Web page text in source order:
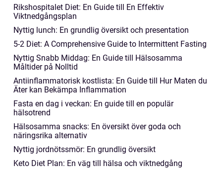
Rikshospitalet Diet: En Guide till En Effektiv
Viktnedgångsplan
Nyttig lunch: En grundlig översikt och presentation
5-2 Diet: A Comprehensive Guide to Intermittent Fasting
Nyttig Snabb Middag: En Guide till Hälsosamma
Måltider på Nolltid
Antiinflammatorisk kostlista: En Guide till Hur Maten du
Äter kan Bekämpa Inflammation
Fasta en dag i veckan: En guide till en populär
hälsotrend
Hälsosamma snacks: En översikt över goda och
näringsrika alternativ
Nyttig jordnötssmör: En grundlig översikt
Keto Diet Plan: En väg till hälsa och viktnedgång